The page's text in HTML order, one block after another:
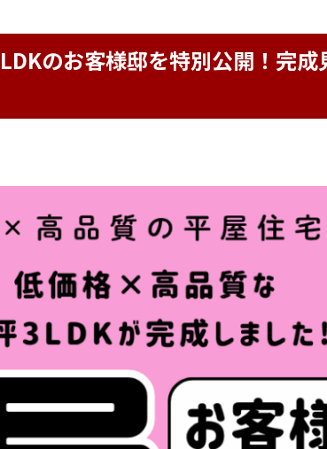
のお客様邸を特別公開！完